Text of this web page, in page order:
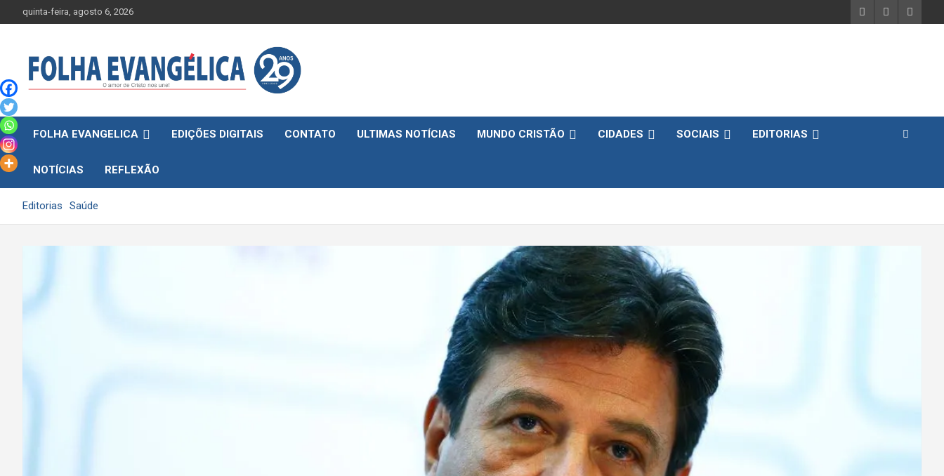
to
quinta-feira, agosto 6, 2026
FOLHA EVANGELICA EDIÇÕES DIGITAIS CONTATO ULTIMAS NOTÍCIAS MUNDO CRISTÃO CIDADES SOCIAIS EDITORIAS
NOTÍCIAS REFLEXÃO
Editorias Saúde